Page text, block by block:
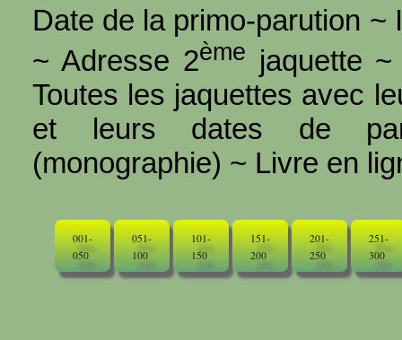
Date de la primo-parution ~
~ Adresse 2ème jaquette
Toutes les jaquettes avec
et leurs dates de
(monographie) ~ Livre en
001-
050
051-
100
101-
150
151-
200
201-
250
251-
300